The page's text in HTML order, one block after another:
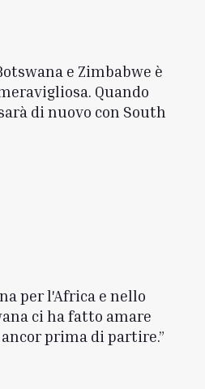
e Zimbabwe è
Quando
di nuovo con South
per l'Africa e nello
ci ha fatto amare
prima di partire.